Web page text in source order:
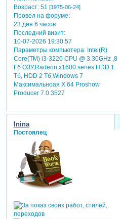
Возраст:51 [1975-06-24]
Провел на форуме:
23 дня 6 часов
Последний визит:
10-07-2026 19:30:57
Параметры компьютера:Intel(R)
Core(TM) i3-3220 CPU @ 3.30GHz ,8
Гб ОЗУ,Radeon x1600 series HDD 1
Tб, HDD 2 Тб,Windows 7
Максимальноая X 64 Proshow
Producer 7.0.3527
Inina
Постоялец